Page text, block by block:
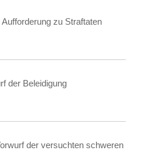
zu Straftaten
der Beleidigung
der versuchten schweren